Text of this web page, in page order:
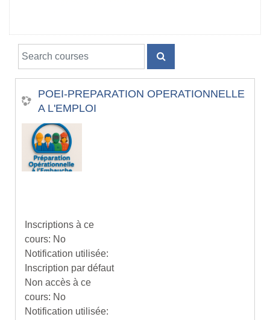
Search courses
SEARCH COURSES
POEI-PREPARATION OPERATIONNELLE
A L'EMPLOI
Inscriptions à ce
cours: No
Notification utilisée:
Inscription par défaut
Non accès à ce
cours: No
Notification utilisée: